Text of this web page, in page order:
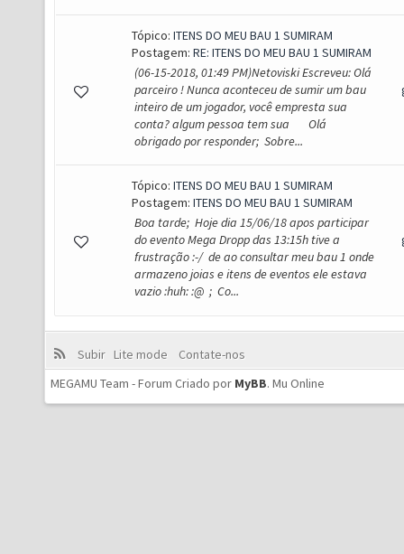
Tópico: ITENS DO MEU BAU 1 SUMIRAM
Postagem: RE: ITENS DO MEU BAU 1 SUMIRAM
(06-15-2018, 01:49 PM)Netoviski Escreveu: Olá
parceiro ! Nunca aconteceu de sumir um bau
inteiro de um jogador, você empresta sua
conta? algum pessoa tem sua Olá
obrigado por responder; Sobre...
Tópico: ITENS DO MEU BAU 1 SUMIRAM
Postagem: ITENS DO MEU BAU 1 SUMIRAM
Boa tarde; Hoje dia 15/06/18 apos participar
do evento Mega Dropp das 13:15h tive a
frustração :-/ de ao consultar meu bau 1 onde
armazeno joias e itens de eventos ele estava
vazio :huh: :@ ; Co...
Subir Lite mode
Contate-nos
MEGAMU Team - Forum Criado por MyBB. Mu Online